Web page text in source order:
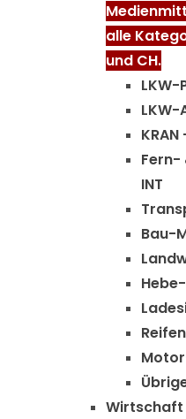
alle
und CH.
LKW-
LKW-
KRAN
Fern-
INT
Bau-
Wirtschaft